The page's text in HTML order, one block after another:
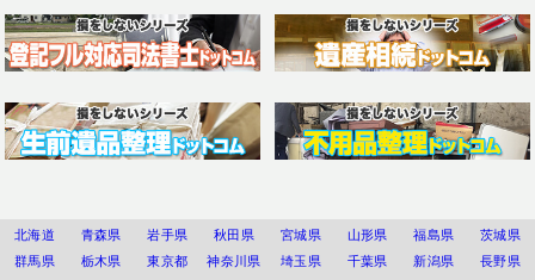
北海道 青森県 岩手県 秋田県 宮城県 山形県 福島県
茨城県
群馬県
栃木県 東京都 神奈川県 埼玉県 千葉県 新潟県
長野県